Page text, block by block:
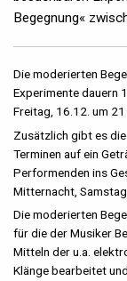
Begegnung«
Die moderierten
Experimente dauern
Freitag, 16.12. um
Zusätzlich gibt es
Terminen auf ein
Performenden ins
Mitternacht,
Die moderierten
für die der Musiker
Mitteln der u.a.
Klänge bearbeitet